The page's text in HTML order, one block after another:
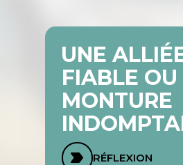
UNE
FIABLE OU
MONTURE
RÉFLEXION